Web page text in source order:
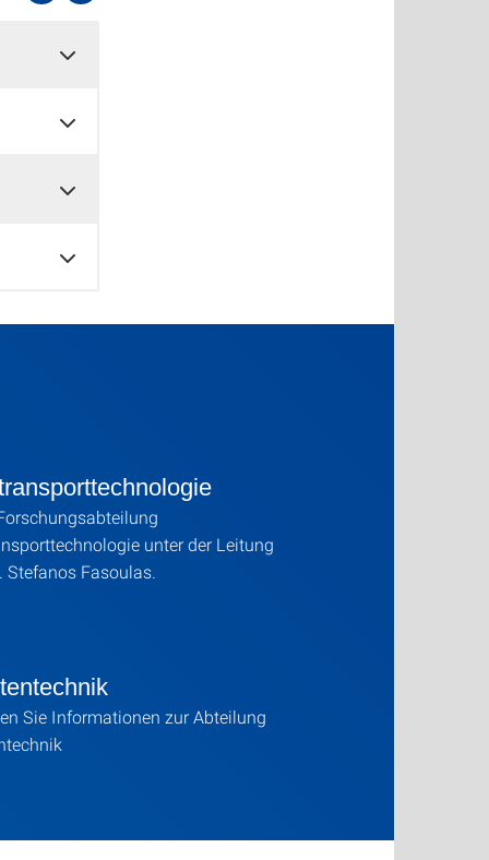
unter der Leitung
Stefanos Fasoulas.
Sie Informationen zur Abteilung